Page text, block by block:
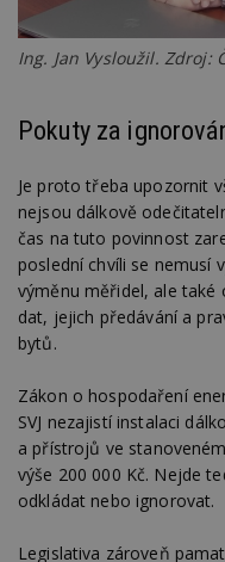
Ing. Jan Vysloužil. Zdroj:
Pokuty za
Je proto třeba upozornit
nejsou dálkově
čas na tuto povinnost
poslední chvíli se nemusí
výměnu měřidel, ale také
dat, jejich předávání a
bytů.
Zákon o hospodaření
SVJ nezajistí instalaci
a přístrojů ve
výše 200 000 Kč. Nejde
odkládat nebo ignorovat.
Legislativa zároveň